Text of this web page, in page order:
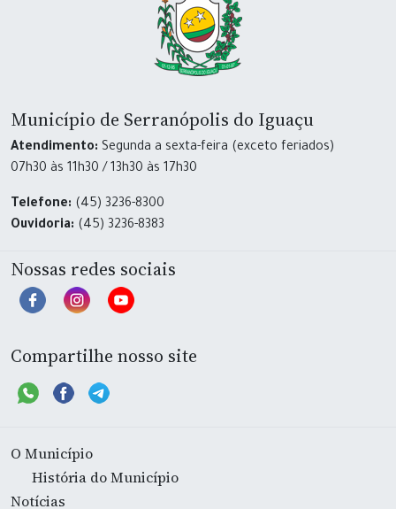
Município de Serranópolis do Iguaçu
Atendimento: Segunda a sexta-feira (exceto feriados)
07h30 às 11h30 / 13h30 às 17h30
Telefone: (45) 3236-8300
Ouvidoria: (45) 3236-8383
Nossas redes sociais
Compartilhe nosso site
O Município
História do Município
Notícias